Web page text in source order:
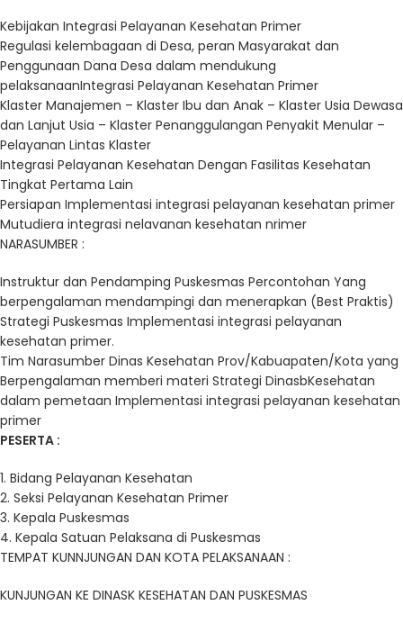
Kebijakan Integrasi Pelayanan Kesehatan Primer
Regulasi kelembagaan di Desa, peran Masyarakat dan
Penggunaan Dana Desa dalam mendukung
pelaksanaanIntegrasi Pelayanan Kesehatan Primer
Klaster Manajemen – Klaster Ibu dan Anak – Klaster Usia Dewasa
dan Lanjut Usia – Klaster Penanggulangan Penyakit Menular –
Pelayanan Lintas Klaster
Integrasi Pelayanan Kesehatan Dengan Fasilitas Kesehatan
Tingkat Pertama Lain
Persiapan Implementasi integrasi pelayanan kesehatan primer
Mutudiera integrasi nelavanan kesehatan nrimer
NARASUMBER :
Instruktur dan Pendamping Puskesmas Percontohan Yang
berpengalaman mendampingi dan menerapkan (Best Praktis)
Strategi Puskesmas Implementasi integrasi pelayanan
kesehatan primer.
Tim Narasumber Dinas Kesehatan Prov/Kabuapaten/Kota yang
Berpengalaman memberi materi Strategi DinasbKesehatan
dalam pemetaan Implementasi integrasi pelayanan kesehatan
primer
PESERTA :
1. Bidang Pelayanan Kesehatan
2. Seksi Pelayanan Kesehatan Primer
3. Kepala Puskesmas
4. Kepala Satuan Pelaksana di Puskesmas
TEMPAT KUNNJUNGAN DAN KOTA PELAKSANAAN :
KUNJUNGAN KE DINASK KESEHATAN DAN PUSKESMAS